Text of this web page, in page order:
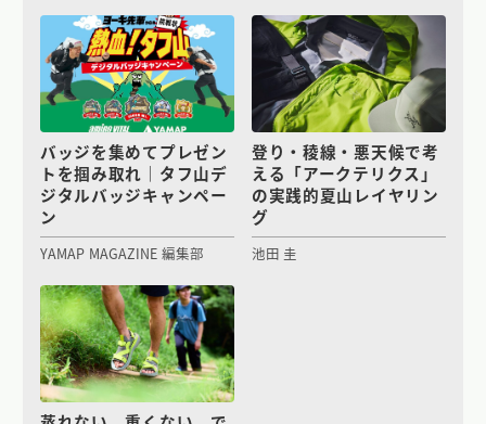
バッジを集めてプレゼン
トを掴み取れ｜タフ山デ
ジタルバッジキャンペー
ン
YAMAP MAGAZINE 編集部
登り・稜線・悪天候で考
える「アークテリクス」
の実践的夏山レイヤリン
グ
池田 圭